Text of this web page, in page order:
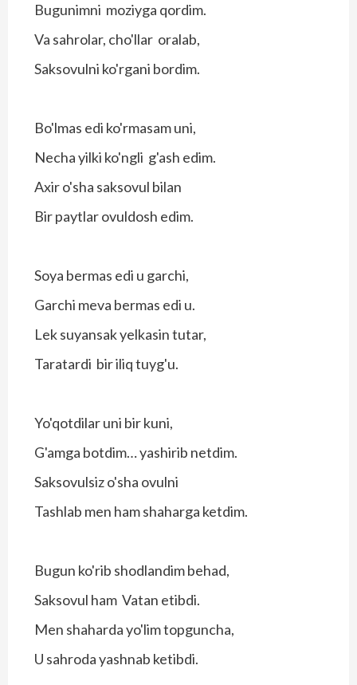
Bugunimni moziyga qordim.
Va sahrolar, cho'llar oralab,
Saksovulni ko'rgani bordim.
Bo'lmas edi ko'rmasam uni,
Necha yilki ko'ngli g'ash edim.
Axir o'sha saksovul bilan
Bir paytlar ovuldosh edim.
Soya bermas edi u garchi,
Garchi meva bermas edi u.
Lek suyansak yelkasin tutar,
Taratardi bir iliq tuyg'u.
Yo'qotdilar uni bir kuni,
G'amga botdim… yashirib netdim.
Saksovulsiz o'sha ovulni
Tashlab men ham shaharga ketdim.
Bugun ko'rib shodlandim behad,
Saksovul ham Vatan etibdi.
Men shaharda yo'lim topguncha,
U sahroda yashnab ketibdi.